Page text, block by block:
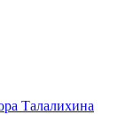
Талалихина